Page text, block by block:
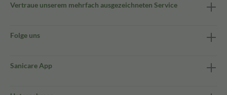
Vertraue unserem mehrfach ausgezeichneten Service
Folge uns
Sanicare App